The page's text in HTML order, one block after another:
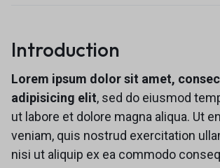
Introduction
Lorem ipsum dolor sit amet,
adipisicing elit, sed do eiusmod
ut labore et dolore magna aliqua. Ut
veniam, quis nostrud exercitation
nisi ut aliquip ex ea commodo